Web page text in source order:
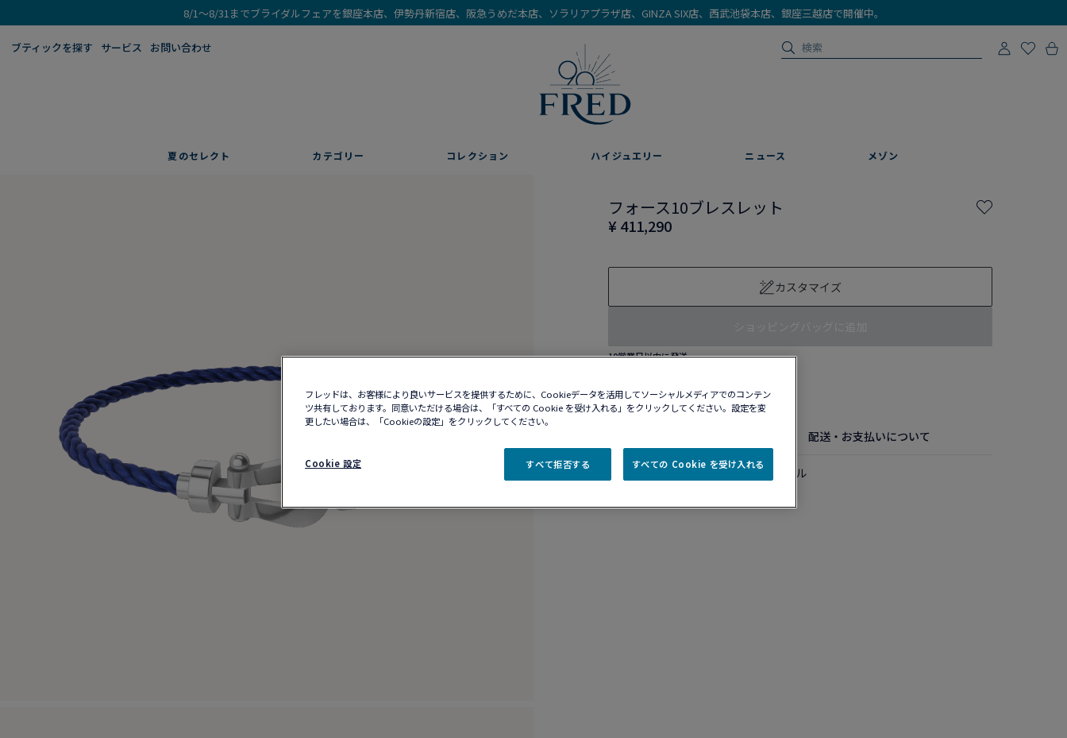
8/1～8/31までブライダルフェアを銀座本店、伊勢丹新宿店、阪急うめだ本店、ソラリアプラザ店、GINZA SIX店、西武池袋本店、銀座三越店で開催中。
ブティックを探す​ サービス お問い合わせ
夏のセレクト カテゴリー コレクション ハイジュエリー ニュース メゾン
フォース10ブレスレット
¥ 411,290
カスタマイズ
10営業日以内に発送
配送・お支払いについて
18Kホワイトゴールド ミディアムモデル
フレッドは、お客様により良いサービスを提供するために、Cookieデータを活用してソーシャルメディアでのコンテン
ツ共有しております。同意いただける場合は、「すべての Cookie を受け入れる」をクリックしてください。設定を変
更したい場合は、「Cookieの設定」をクリックしてください。
Cookie 設定 すべて拒否する すべての Cookie を受け入れる